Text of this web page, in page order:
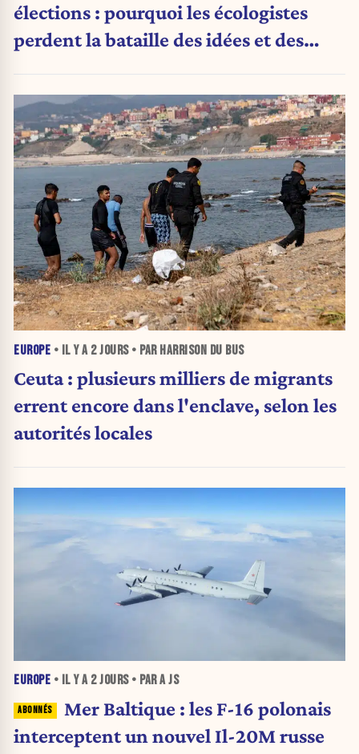
élections : pourquoi les écologistes
perdent la bataille des idées et des
EUROPE • IL Y A 2 JOURS• PAR HARRISON DU BUS
Ceuta : plusieurs milliers de migrants
errent encore dans l'enclave, selon les
autorités locales
EUROPE • IL Y A 2 JOURS• PAR A JS
Mer Baltique : les F-16 polonais
interceptent un nouvel Il-20M russe